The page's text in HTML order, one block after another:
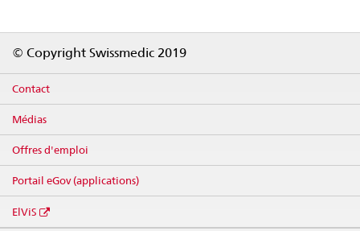
© Copyright Swissmedic 2019
Contact
Médias
Offres d'emploi
Portail eGov (applications)
ElViS